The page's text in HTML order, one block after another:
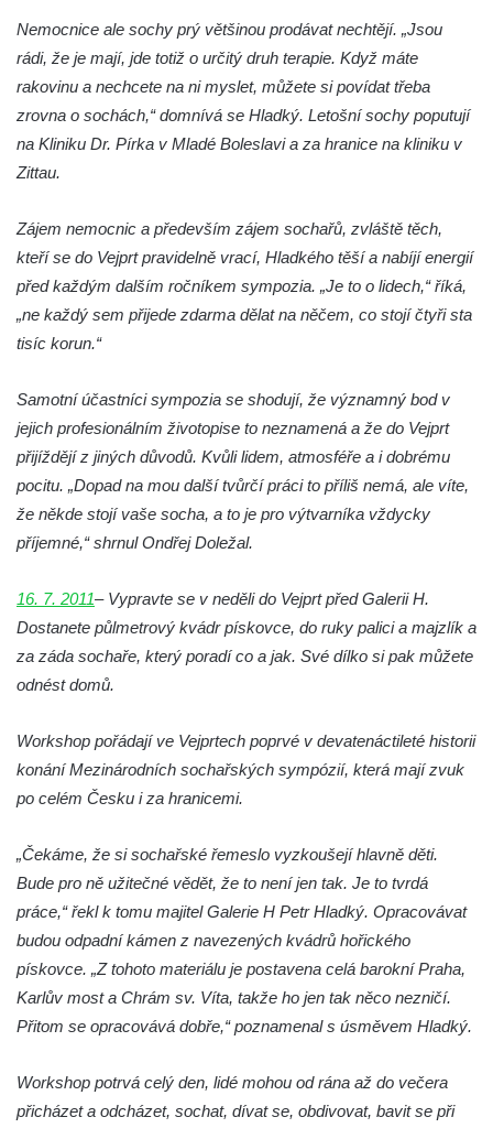
Socha ležícího koně v Sadech
Československé armády v Teplicích
Socha Medvídě v Tierpark Chemnitz
Sochy Ležící žena v Tierpark Chemnitz
Socha Panter v ZOO Leipzig
Socha Dívka s mušlí v ZOO Leipzig
Socha Tygr v ZOO Leipzig
Busta Karla Maxe Schneidera v ZOO
Leipzig
Socha Iásón v ZOO Leipzig
Socha Mladý slon v ZOO Leipzig
v ZOO Dresden
Socha krokodýla v ZOO Dresden
Socha slona v ZOO Dresden
Socha Faun s medvíďaty v ZOO Dresden
Socha světce severně od Lužce nad
Pamětní kámen revitalizace Vltavy Vraňany
– Hořín u Lužce nad Vltavou
Strom svobody a památník 100 let republiky
a 30. výročí listopadu 1989 v Hrobčicích
Boží muka v parku před domem čp. 17 v
Hrobčicích
Socha svatého Antonína poustevníka v
Nemocnice ale sochy prý většinou prodávat nechtějí. „Jsou
rádi, že je mají, jde totiž o určitý druh terapie. Když máte
rakovinu a nechcete na ni myslet, můžete si povídat třeba
zrovna o sochách,“ domnívá se Hladký. Letošní sochy poputují
na Kliniku Dr. Pírka v Mladé Boleslavi a za hranice na kliniku v
Zittau.
Zájem nemocnic a především zájem sochařů, zvláště těch,
kteří se do Vejprt pravidelně vrací, Hladkého těší a nabíjí energií
před každým dalším ročníkem sympozia. „Je to o lidech,“ říká,
„ne každý sem přijede zdarma dělat na něčem, co stojí čtyři sta
tisíc korun.“
Samotní účastníci sympozia se shodují, že významný bod v
jejich profesionálním životopise to neznamená a že do Vejprt
přijíždějí z jiných důvodů. Kvůli lidem, atmosféře a i dobrému
pocitu. „Dopad na mou další tvůrčí práci to příliš nemá, ale víte,
že někde stojí vaše socha, a to je pro výtvarníka vždycky
příjemné,“ shrnul Ondřej Doležal.
16. 7. 2011– Vypravte se v neděli do Vejprt před Galerii H.
Dostanete půlmetrový kvádr pískovce, do ruky palici a majzlík a
za záda sochaře, který poradí co a jak. Své dílko si pak můžete
odnést domů.
Workshop pořádají ve Vejprtech poprvé v devatenáctileté historii
konání Mezinárodních sochařských sympózií, která mají zvuk
po celém Česku i za hranicemi.
„Čekáme, že si sochařské řemeslo vyzkoušejí hlavně děti.
Bude pro ně užitečné vědět, že to není jen tak. Je to tvrdá
práce,“ řekl k tomu majitel Galerie H Petr Hladký. Opracovávat
budou odpadní kámen z navezených kvádrů hořického
pískovce. „Z tohoto materiálu je postavena celá barokní Praha,
Karlův most a Chrám sv. Víta, takže ho jen tak něco nezničí.
Přitom se opracovává dobře,“ poznamenal s úsměvem Hladký.
Workshop potrvá celý den, lidé mohou od rána až do večera
přicházet a odcházet, sochat, dívat se, obdivovat, bavit se při